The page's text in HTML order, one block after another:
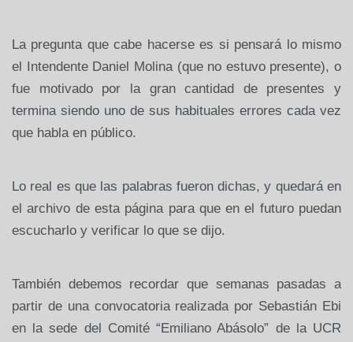
La pregunta que cabe hacerse es si pensará lo mismo
el Intendente Daniel Molina (que no estuvo presente), o
fue motivado por la gran cantidad de presentes y
termina siendo uno de sus habituales errores cada vez
que habla en público.
Lo real es que las palabras fueron dichas, y quedará en
el archivo de esta página para que en el futuro puedan
escucharlo y verificar lo que se dijo.
También debemos recordar que semanas pasadas a
partir de una convocatoria realizada por Sebastián Ebi
en la sede del Comité “Emiliano Abásolo” de la UCR